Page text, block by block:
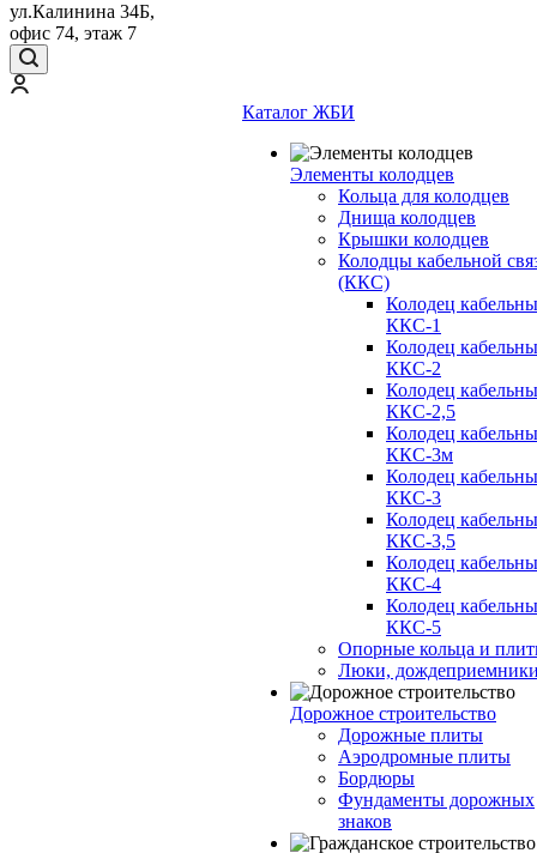
ул.Калинина 34Б,
офис 74, этаж 7
Каталог ЖБИ
Элементы колодцев
Кольца для колодцев
Днища колодцев
Крышки колодцев
Колодцы кабельной
(ККС)
Колодец
ККС-1
Колодец
ККС-2
Колодец
ККС-2,5
Колодец
ККС-3м
Колодец
ККС-3
Колодец
ККС-3,5
Колодец
ККС-4
Колодец
ККС-5
Опорные кольца и
Люки,
Дорожное строительство
Дорожные плиты
Аэродромные плиты
Бордюры
Фундаменты дорожных
знаков